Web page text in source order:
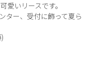
愛いリースです。
ター、受付に飾って夏ら